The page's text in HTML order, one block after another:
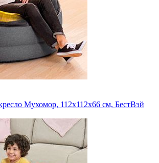
Мухомор, 112х112х66 см, БестВэй